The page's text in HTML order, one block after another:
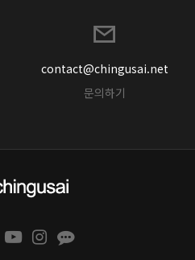
contact@chingusai.net
문의하기